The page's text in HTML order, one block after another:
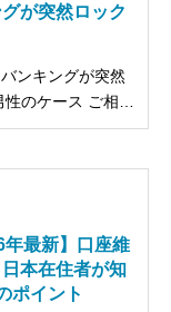
が突然ロック
ンキングが突然
ース ご相談
最新】口座維
本在住者が知
ポイント